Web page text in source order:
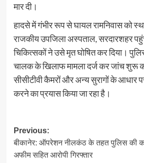
मार दी।
हादसे में गंभीर रूप से घायल रामनिवास को
राजकीय उपजिला अस्पताल, सरदारशहर
चिकित्सकों ने उसे मृत घोषित कर दिया।
चालक के खिलाफ मामला दर्ज कर जांच शुरू
सीसीटीवी कैमरों और अन्य सुरागों के आधार
करने का प्रयास किया जा रहा है।
Post
navigation
Previous:
बीकानेर: ऑपरेशन नीलकंठ के तहत पुलिस की
अफीम सहित आरोपी गिरफ्तार